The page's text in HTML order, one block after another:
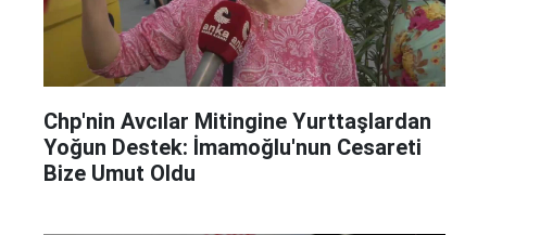
Chp'nin Avcılar Mitingine Yurttaşlardan
Yoğun Destek: İmamoğlu'nun Cesareti
Bize Umut Oldu